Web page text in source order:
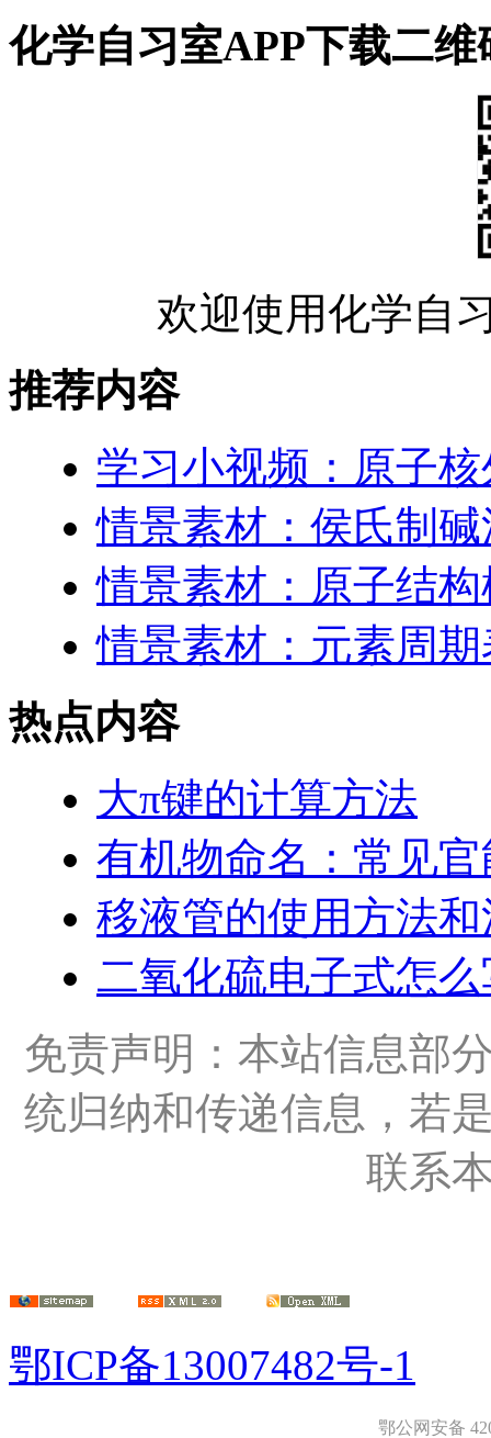
化学自习室APP下载二维
欢迎使用化学自
推荐内容
学习小视频：原子
情景素材：侯氏制
情景素材：原子结
情景素材：元素周
热点内容
大π键的计算方法
有机物命名：常见
移液管的使用方法
二氧化硫电子式怎
免责声明：本站信息部
统归纳和传递信息，若
联系
鄂ICP备13007482号-1
鄂公网安备